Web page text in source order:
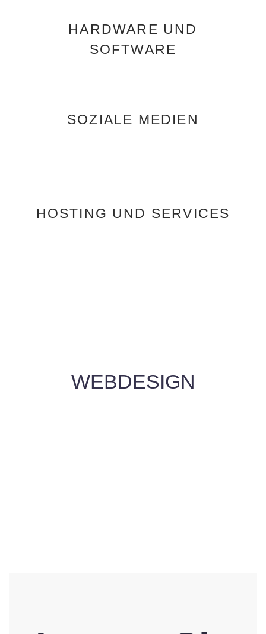
HARDWARE UND
SOFTWARE
SOZIALE MEDIEN
HOSTING UND SERVICES
WEBDESIGN